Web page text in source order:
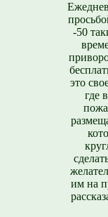
-50
это
где
им на